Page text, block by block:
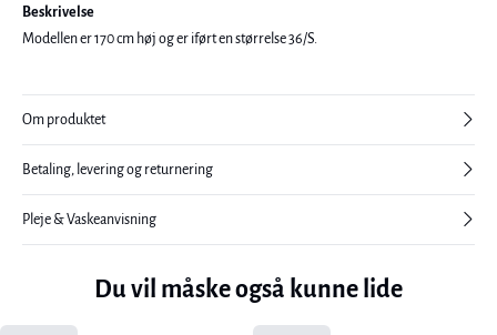
Beskrivelse
Modellen er 170 cm høj og er iført en størrelse 36/S.
Om produktet
Betaling, levering og returnering
Pleje & Vaskeanvisning
Du vil måske også kunne lide